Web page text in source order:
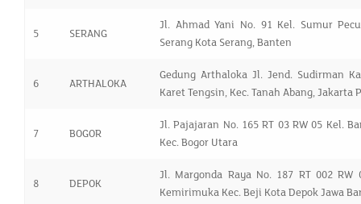
5 SERANG
Jl. Ahmad Yani No. 91 Kel. Sumur
Serang Kota Serang, Banten
6 ARTHALOKA
Gedung Arthaloka Jl. Jend. Sudirman
Karet Tengsin, Kec. Tanah Abang, Jakarta
7 BOGOR
Jl. Pajajaran No. 165 RT 03 RW 05 Kel.
Kec. Bogor Utara
8 DEPOK
Jl. Margonda Raya No. 187 RT 002 RW
Kemirimuka Kec. Beji Kota Depok Jawa